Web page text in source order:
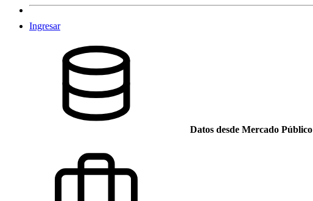
Ingresar
Datos desde Mercado Público